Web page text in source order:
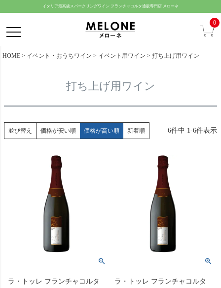
イタリア最高級スパークリングワイン フランチャコルタ通販専門店 メローネ
0
HOME イベント・おうちワイン イベント用ワイン 打ち上げ用ワイン
打ち上げ用ワイン
並び替え 価格が安い順 価格が高い順 新着順 6件中 1-6件表示
ラ・トッレ フランチャコルタ
ラ・トッレ フランチャコルタ
ジト
ップ